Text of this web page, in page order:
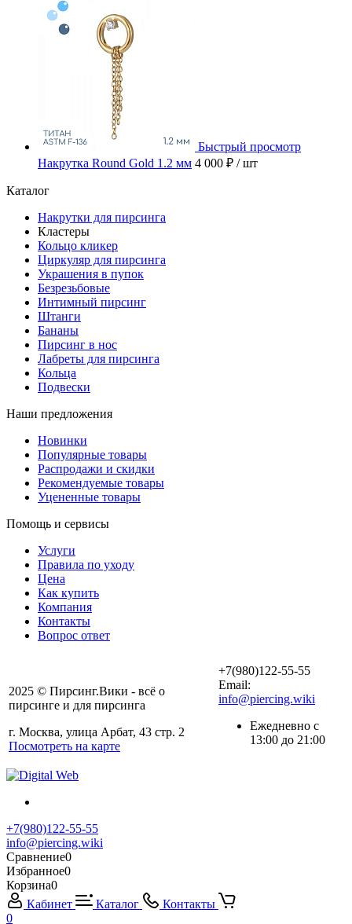
Быстрый просмотр
Накрутка Round Gold 1.2 мм 4 000 ₽ / шт
Каталог
Накрутки для пирсинга
Кластеры
Кольцо кликер
Циркуляр для пирсинга
Украшения в пупок
Безрезьбовые
Интимный пирсинг
Штанги
Бананы
Пирсинг в нос
Лабреты для пирсинга
Кольца
Подвески
Наши предложения
Новинки
Популярные товары
Распродажи и скидки
Рекомендуемые товары
Уцененные товары
Помощь и сервисы
Услуги
Правила по уходу
Цена
Как купить
Компания
Контакты
Вопрос ответ
2025 © Пирсинг.Вики - всё о
пирсинге и для пирсинга
г. Москва, улица Арбат, 43 стр. 2
Посмотреть на карте
+7(980)122-55-55
Email:
info@piercing.wiki
Ежедневно с
13:00 до 21:00
+7(980)122-55-55
info@piercing.wiki
Сравнение0
Избранное0
Корзина0
Кабинет
Каталог
Контакты
0